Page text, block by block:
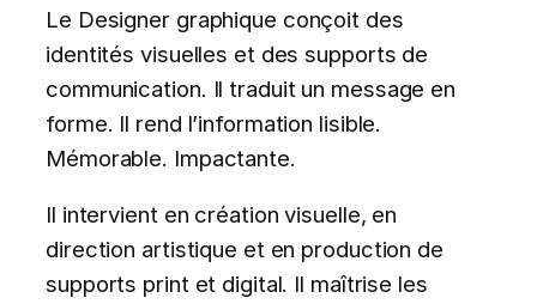
Le Designer graphique conçoit des
identités visuelles et des supports de
communication. Il traduit un message en
forme. Il rend l’information lisible.
Mémorable. Impactante.
Il intervient en création visuelle, en
direction artistique et en production de
supports print et digital. Il maîtrise les